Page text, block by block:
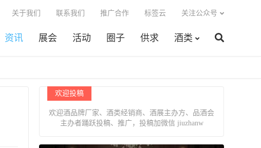
资讯 展会 活动 圈子 供求 酒类
关于我们 联系我们 推广合作 标签云 关注公众号
欢迎投稿
欢迎酒品牌厂家、酒类经销商、酒展主办方、品酒会
主办者踊跃投稿、推广，投稿加微信 jiuzhanw